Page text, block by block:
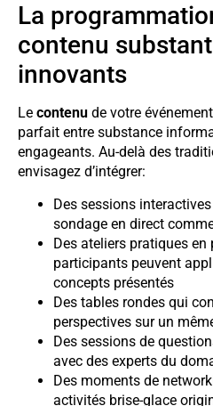
La
contenu
innovants
Le contenu de votre
parfait entre substance
engageants. Au-delà des
envisagez d’intégrer:
Des sessions
sondage en direct
Des ateliers pratiques
participants peuvent
concepts présentés
Des tables rondes qui
perspectives sur un
Des sessions de
avec des experts du
Des moments de
activités brise-glace